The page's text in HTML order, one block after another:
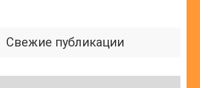
Свежие публикации